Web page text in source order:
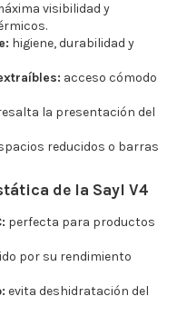
visibilidad y
higiene, durabilidad y
acceso cómodo
la presentación del
reducidos o barras
de la Sayl V4
perfecta para productos
por su rendimiento
evita deshidratación del